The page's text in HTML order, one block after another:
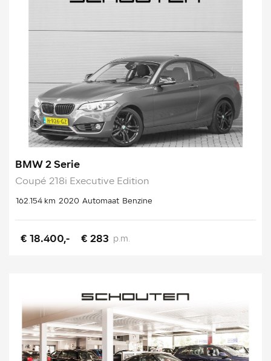
BMW 2 Serie
Coupé 218i Executive Edition
162.154 km 2020 Automaat Benzine
€ 18.400,- € 283 p.m.